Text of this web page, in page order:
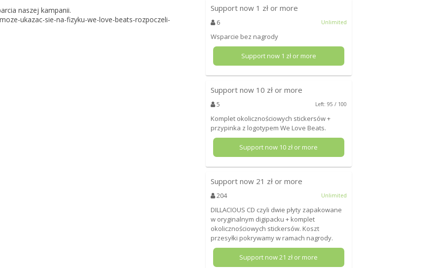
naszej kampanii.
ukazac-sie-na-fizyku-we-love-beats-rozpoczeli-
Support now 1 zł or more
6 Unlimited
Wsparcie bez nagrody
Support now 1 zł or more
Support now 10 zł or more
5 Left: 95 / 100
Komplet okolicznościowych stickersów +
przypinka z logotypem We Love Beats.
Support now 10 zł or more
Support now 21 zł or more
204 Unlimited
DILLACIOUS CD czyli dwie płyty zapakowane
w oryginalnym digipacku + komplet
okolicznościowych stickersów. Koszt
przesyłki pokrywamy w ramach nagrody.
Support now21 zł or more